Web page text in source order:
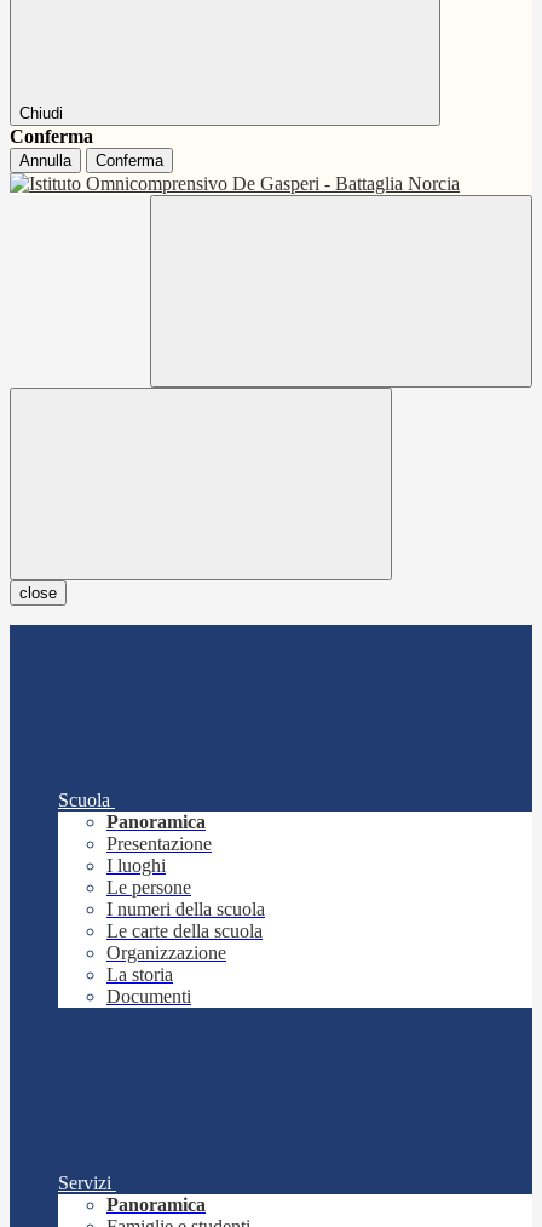
Chiudi
Conferma
Annulla Conferma
close
Scuola
Panoramica
Presentazione
I luoghi
Le persone
I numeri della scuola
Le carte della scuola
Organizzazione
La storia
Documenti
Servizi
Panoramica